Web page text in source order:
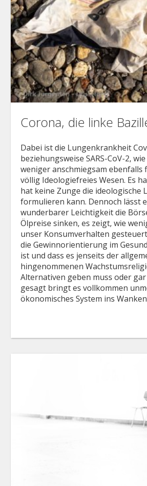
Corona, die linke
Dabei ist die Lungenkrankheit
beziehungsweise SARS-CoV-2,
weniger anschmiegsam ebenfalls
völlig Ideologiefreies Wesen. Es
hat keine Zunge die ideologische
formulieren kann. Dennoch lässt
wunderbarer Leichtigkeit die
Ölpreise sinken, es zeigt, wie
unser Konsumverhalten
die Gewinnorientierung im
ist und dass es jenseits der
hingenommenen
Alternativen geben muss oder
gesagt bringt es vollkommen
ökonomisches System ins